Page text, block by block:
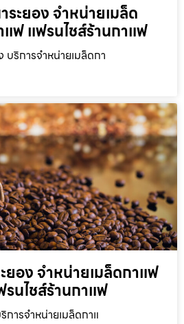
ะยอง จำหน่ายเมล็ด
ฟ แฟรนไชส์ร้านกาแฟ
ริการจำหน่ายเมล็ดกา
ยอง จำหน่ายเมล็ดกาแฟ
นไชส์ร้านกาแฟ
การจำหน่ายเมล็ดกาแ